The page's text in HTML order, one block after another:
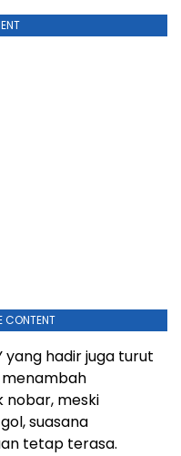
CONTENT
yang hadir juga turut
nobar, meski
suasana
tetap terasa.